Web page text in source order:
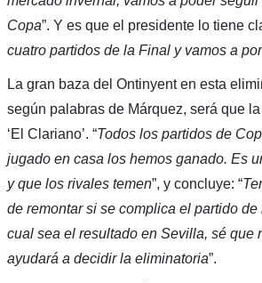
Copa”. Y es que el presidente lo tiene
cuatro partidos de la Final y vamos a
La gran baza del Ontinyent en esta
según palabras de Márquez, será que
‘El Clariano’. “Todos los partidos de
jugado en casa los hemos ganado. Es
y que los rivales temen”, y concluye: “
de remontar si se complica el partido de
cual sea el resultado en Sevilla, sé que
ayudará a decidir la eliminatoria”.